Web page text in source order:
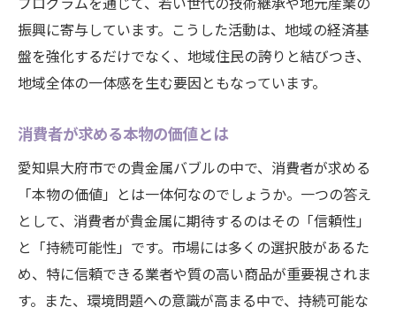
振興に寄与しています。こうした活動は、地域の経済基
盤を強化するだけでなく、地域住民の誇りと結びつき、
地域全体の一体感を生む要因ともなっています。
消費者が求める本物の価値とは
愛知県大府市での貴金属バブルの中で、消費者が求める
「本物の価値」とは一体何なのでしょうか。一つの答え
として、消費者が貴金属に期待するのはその「信頼性」
と「持続可能性」です。市場には多くの選択肢があるた
め、特に信頼できる業者や質の高い商品が重要視されま
す。また、環境問題への意識が高まる中で、持続可能な